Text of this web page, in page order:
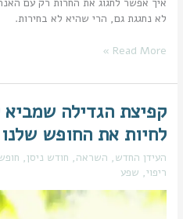
לא נחגגת גם, הרי שהיא לא בחירות.
Read More »
קפיצת הגדילה שמביא
לחיות את החופש שלנו
העידן החדש, השראה, חודש ניסן,
ריפוי, שפע
קפיצת
הגדילה
שמביא
לנו
פסח
ואיך